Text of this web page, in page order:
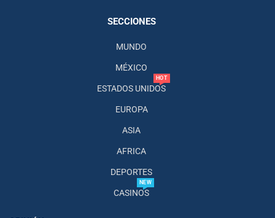
SECCIONES
MUNDO
MÉXICO
ESTADOS UNIDOS
HOT
EUROPA
ASIA
AFRICA
DEPORTES
CASINOS
NEW